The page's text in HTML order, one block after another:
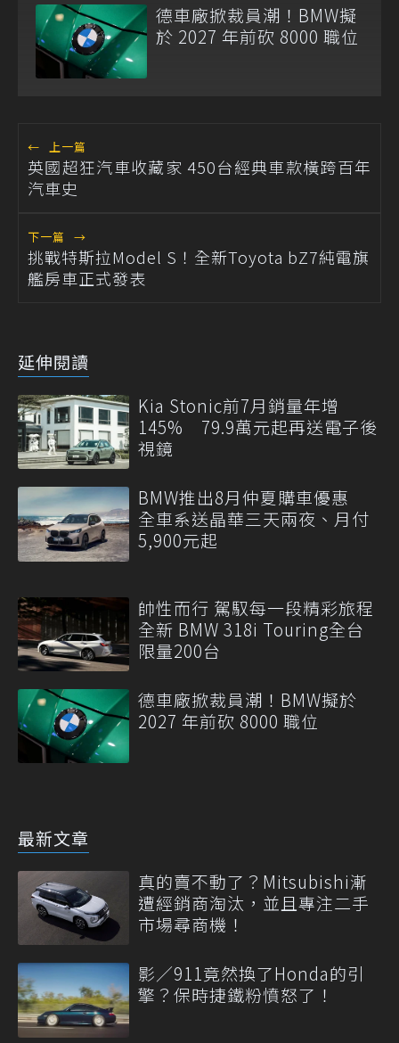
德車廠掀裁員潮！BMW擬
於 2027 年前砍 8000 職位
← 上一篇
英國超狂汽車收藏家 450台經典車款橫跨百年
汽車史
下一篇 →
挑戰特斯拉Model S！全新Toyota bZ7純電旗
艦房車正式發表
延伸閱讀
Kia Stonic前7月銷量年增
145% 79.9萬元起再送電子後
視鏡
BMW推出8月仲夏購車優惠
全車系送晶華三天兩夜、月付
5,900元起
帥性而行 駕馭每一段精彩旅程
全新 BMW 318i Touring全台
限量200台
德車廠掀裁員潮！BMW擬於
2027 年前砍 8000 職位
最新文章
真的賣不動了？Mitsubishi漸
遭經銷商淘汰，並且專注二手
市場尋商機！
影／911竟然換了Honda的引
擎？保時捷鐵粉憤怒了！